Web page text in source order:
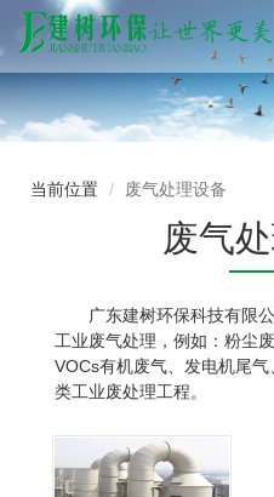
当前位置 废气处理设备
废气
广东建树环保科技有限公
工业废气处理，例如：粉尘
VOCs有机废气、发电机尾
类工业废处理工程。